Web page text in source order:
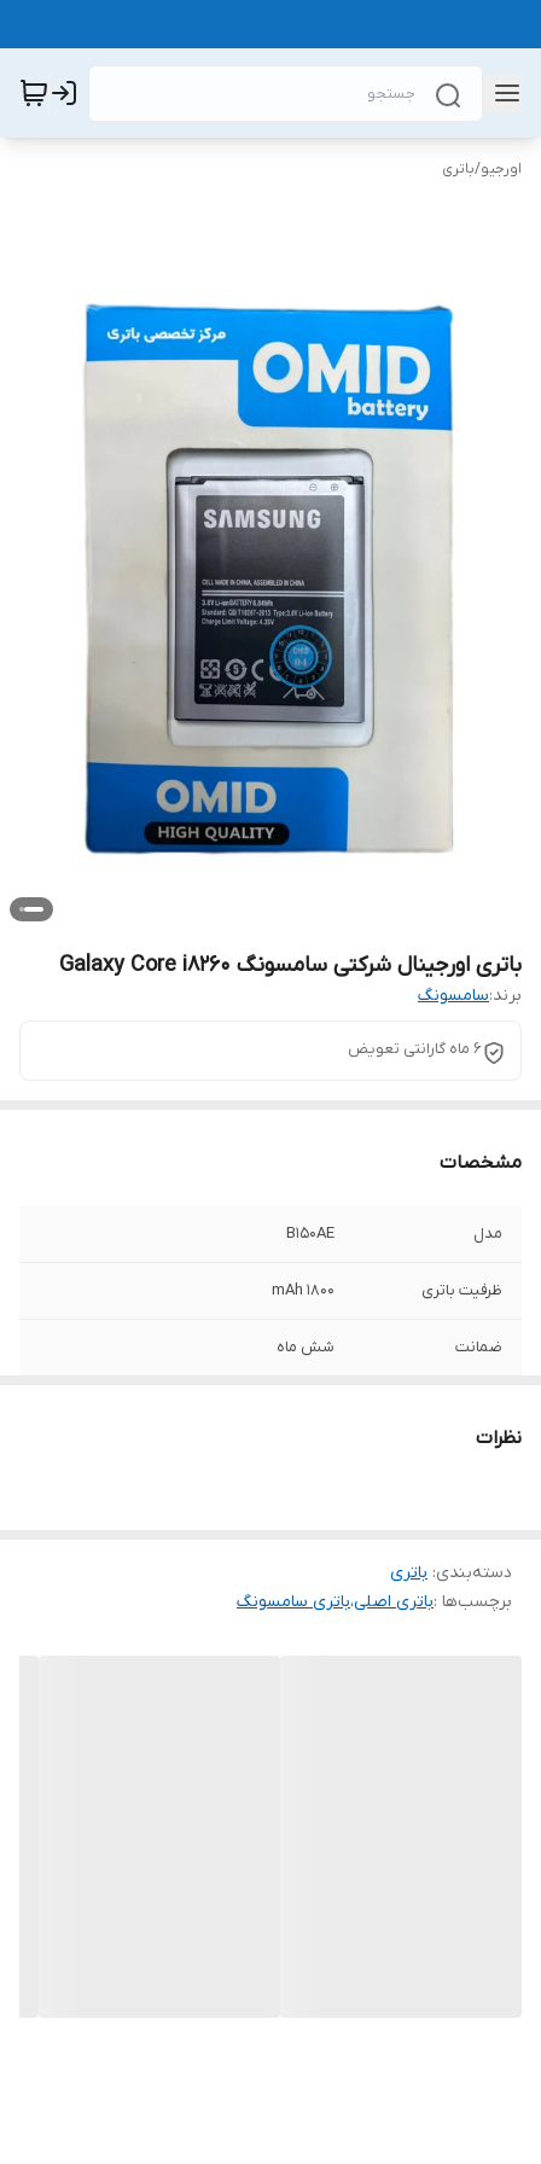
اورجیو/باتری
باتری اورجینال شرکتی سامسونگ Galaxy Core i8260
برند:سامسونگ
6 ماه گارانتی تعویض
مشخصات
مدل B150AE
ظرفیت باتری 1800 mAh
ضمانت شش ماه
نظرات
دسته‌بندی: باتری
برچسب‌ها :باتری اصلی،باتری سامسونگ